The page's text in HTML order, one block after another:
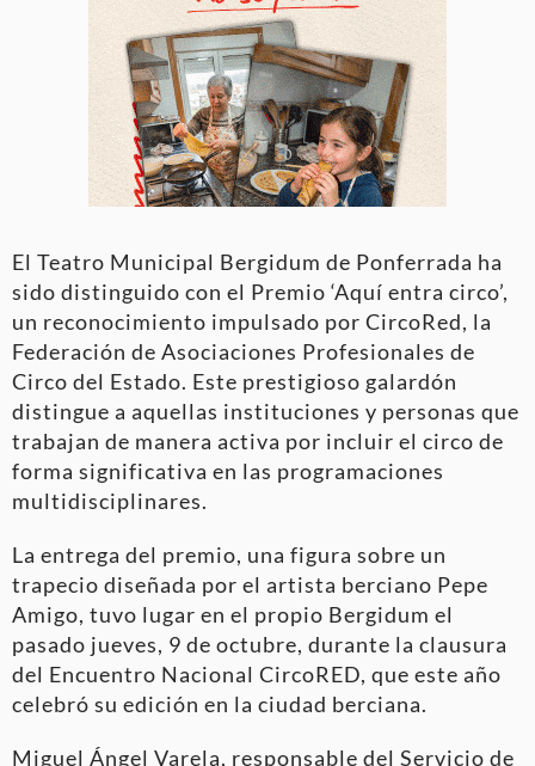
El Teatro Municipal Bergidum de Ponferrada ha
sido distinguido con el Premio ‘Aquí entra circo’,
un reconocimiento impulsado por CircoRed, la
Federación de Asociaciones Profesionales de
Circo del Estado. Este prestigioso galardón
distingue a aquellas instituciones y personas que
trabajan de manera activa por incluir el circo de
forma significativa en las programaciones
multidisciplinares.
La entrega del premio, una figura sobre un
trapecio diseñada por el artista berciano Pepe
Amigo, tuvo lugar en el propio Bergidum el
pasado jueves, 9 de octubre, durante la clausura
del Encuentro Nacional CircoRED, que este año
celebró su edición en la ciudad berciana.
Miguel Ángel Varela, responsable del Servicio de